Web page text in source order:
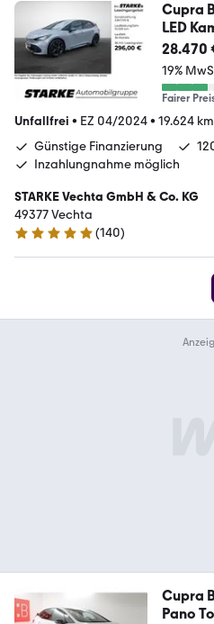
Cupra
LED
28.470
19%
Fairer
Unfallfrei • EZ 04/2024• 19.624 km
Günstige Finanzierung
Inzahlungnahme möglich
STARKE Vechta GmbH & Co. KG
49377 Vechta
4.8 Sterne
(140)
Cupra
Pano